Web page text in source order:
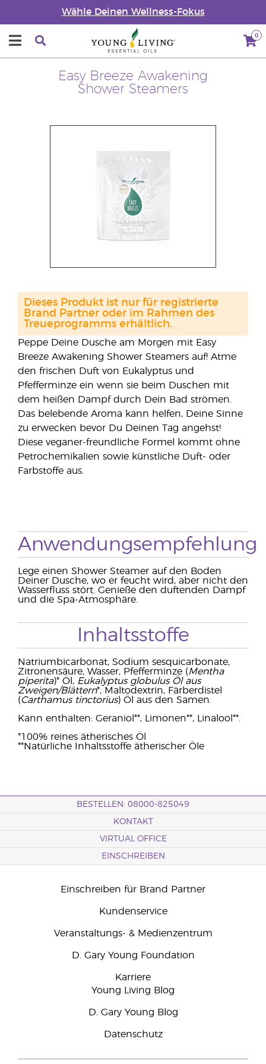
Wähle Deinen Wellness-Fokus
0
Easy Breeze Awakening
Shower Steamers
Peppe Deine Dusche am Morgen mit Easy
Breeze Awakening Shower Steamers auf! Atme
den frischen Duft von Eukalyptus und
Pfefferminze ein wenn sie beim Duschen mit
dem heißen Dampf durch Dein Bad strömen.
Das belebende Aroma kann helfen, Deine Sinne
zu erwecken bevor Du Deinen Tag angehst!
Diese veganer-freundliche Formel kommt ohne
Petrochemikalien sowie künstliche Duft- oder
Farbstoffe aus.
Dieses Produkt ist nur für registrierte
Brand Partner oder im Rahmen des
Treueprogramms erhältlich.
Anwendungsempfehlung
Lege einen Shower Steamer auf den Boden
Deiner Dusche, wo er feucht wird, aber nicht den
Wasserfluss stört. Genieße den duftenden Dampf
und die Spa-Atmosphäre.
Inhaltsstoffe
Natriumbicarbonat, Sodium sesquicarbonate,
Zitronensäure, Wasser, Pfefferminze (Mentha
piperita)* Öl, Eukalyptus globulus Öl aus
Zweigen/Blättern*, Maltodextrin, Färberdistel
(Carthamus tinctorius) Öl aus den Samen.
Kann enthalten: Geraniol**, Limonen**, Linalool**.
*100% reines ätherisches Öl
**Natürliche Inhaltsstoffe ätherischer Öle
BESTELLEN: 08000-825049
KONTAKT
VIRTUAL OFFICE
EINSCHREIBEN
Einschreiben für Brand Partner
Kundenservice
Veranstaltungs- & Medienzentrum
D. Gary Young Foundation
Karriere
Young Living Blog
D. Gary Young Blog
Datenschutz